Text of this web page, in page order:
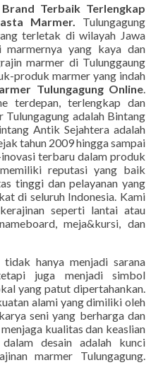
Terbaik Terlengkap
Marmer. Tulungagung
terletak di wilayah Jawa
yang kaya dan
marmer di Tulunggaung
produk marmer yang indah
Tulungagung Online.
terdepan, terlengkap dan
adalah Bintang
Antik Sejahtera adalah
tahun 2009 hingga sampai
terbaru dalam produk
reputasi yang baik
tinggi dan pelayanan yang
di seluruh Indonesia. Kami
seperti lantai atau
meja&kursi, dan
hanya menjadi sarana
juga menjadi simbol
yang patut dipertahankan.
alami yang dimiliki oleh
seni yang berharga dan
kualitas dan keaslian
desain adalah kunci
marmer Tulungagung.